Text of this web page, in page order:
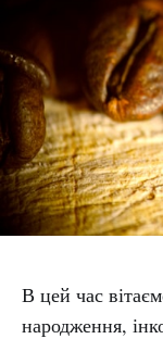
В цей час
народження,